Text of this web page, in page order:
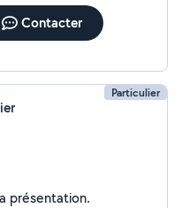
Contacter
Particulier
Je n'ai pas encore renseigné ma présentation.